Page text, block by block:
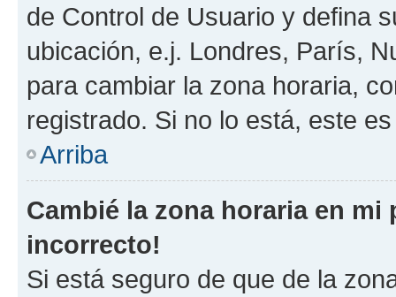
de Control de Usuario y defina
ubicación, e.j. Londres, París,
para cambiar la zona horaria,
registrado. Si no lo está, este
Arriba
Cambié la zona horaria en
incorrecto!
Si está seguro de que de la